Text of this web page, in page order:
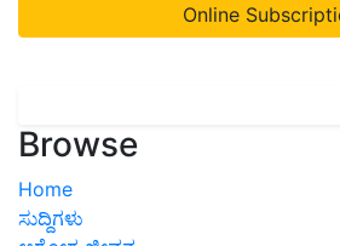
Online
Browse
Home
ಸುದ್ದಿಗಳು